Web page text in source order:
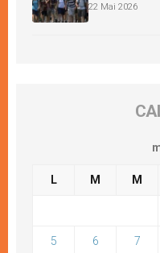
22 Mai 2026
L M M
5 6 7